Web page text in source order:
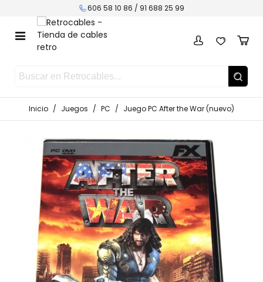
606 58 10 86 / 91 688 25 99
Inicio / Juegos / PC / Juego PC After the War (nuevo)